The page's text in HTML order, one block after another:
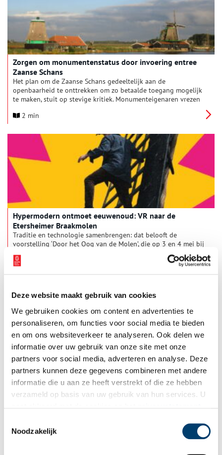
Deze website maakt gebruik van cookies
We gebruiken cookies om content en advertenties te
personaliseren, om functies voor social media te bieden
en om ons websiteverkeer te analyseren. Ook delen we
informatie over uw gebruik van onze site met onze
partners voor social media, adverteren en analyse. Deze
partners kunnen deze gegevens combineren met andere
informatie die u aan ze heeft verstrekt of die ze hebben
verzameld op basis van uw gebruik van hun services. U
Noodzakelijk
Zorgen om monumentenstatus door invoering entree
Zaanse Schans
Het plan om de Zaanse Schans gedeeltelijk aan de
openbaarheid te onttrekken om zo betaalde toegang mogelijk
te maken, stuit op stevige kritiek. Monumenteigenaren vrezen
monumentenstatus van hun panden.
2 min
Hypermodern ontmoet eeuwenoud: VR naar de
Etersheimer Braakmolen
Traditie en technologie samenbrengen: dat belooft de
voorstelling ‘Door het Oog van de Molen’, die op 3 en 4 mei bij
de Etersheimer Braakmolen in Oosthuizen wordt opgevoerd.
De eeuwenoude techniek van de molen wordt via VR-brillen en
De Hollandsche Molen.
Vereniging De Zaansche Molen
Vereniging De Zaansche Molen, die een eeuw geleden werd
opgericht, laat niet alleen de wieken van haar dertien Zaanse
molens draaien. Ook de ambachten waarvoor die molens